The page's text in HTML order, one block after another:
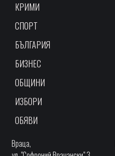
КРИМИ
СПОРТ
БЪЛГАРИЯ
БИЗНЕС
ОБЩИНИ
ИЗБОРИ
ОБЯВИ
Враца,